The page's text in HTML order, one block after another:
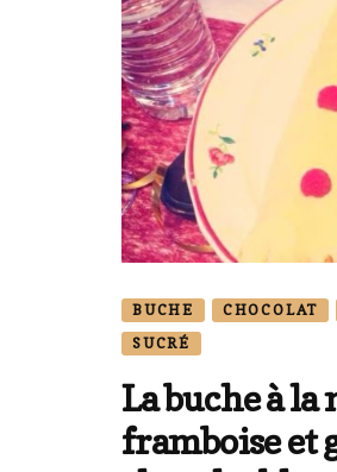
BUCHE CHOCOLAT
SUCRÉ
La buche à la
framboise et